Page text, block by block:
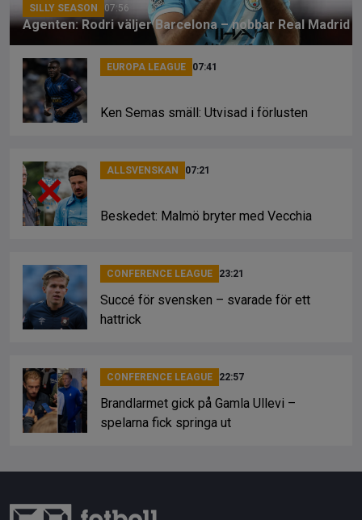
SILLY SEASON 07:56
Agenten: Rodri väljer Barcelona – nobbar Real Madrid
EUROPA LEAGUE 07:41
Ken Semas smäll: Utvisad i förlusten
ALLSVENSKAN 07:21
Beskedet: Malmö bryter med Vecchia
CONFERENCE LEAGUE 23:21
Succé för svensken – svarade för ett
hattrick
CONFERENCE LEAGUE 22:57
Brandlarmet gick på Gamla Ullevi –
spelarna fick springa ut